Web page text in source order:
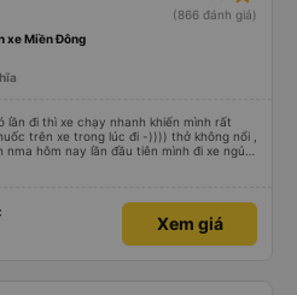
(866 đánh giá)
xe Miền Đông
lần đi thì xe chạy nhanh khiến mình rất
trên xe trong lúc đi -)))) thở không nổi ,
hôm nay lần đầu tiên mình đi xe ngủ
bác tài và anh phụ xe còn dễ thương
Xem giá